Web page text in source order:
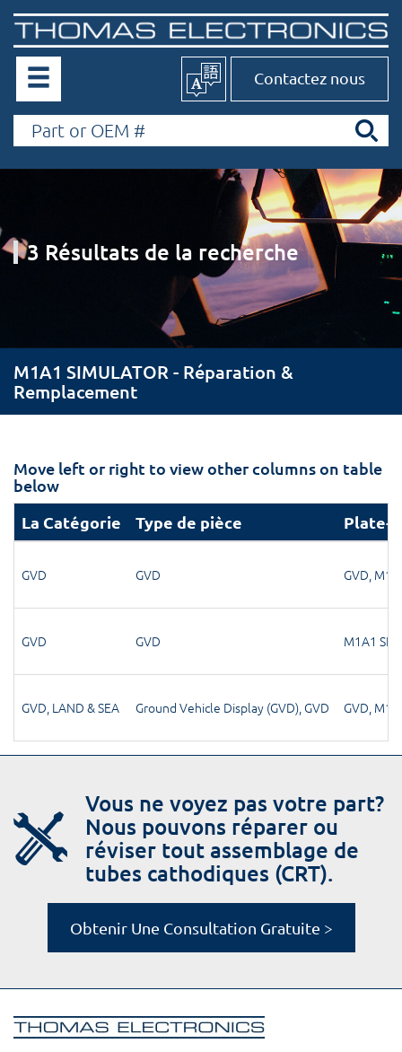
Contactez nous
3 Résultats de la recherche
M1A1 SIMULATOR - Réparation &
Remplacement
Move left or right to view other columns on table
below
La Catégorie
Type de pièce Plate-
GVD GVD GVD,
GVD GVD M1A1
GVD, LAND & SEA Ground Vehicle Display (GVD), GVD GVD,
Vous ne voyez pas votre part?
Nous pouvons réparer ou
réviser tout assemblage de
tubes cathodiques (CRT).
Obtenir Une Consultation Gratuite >